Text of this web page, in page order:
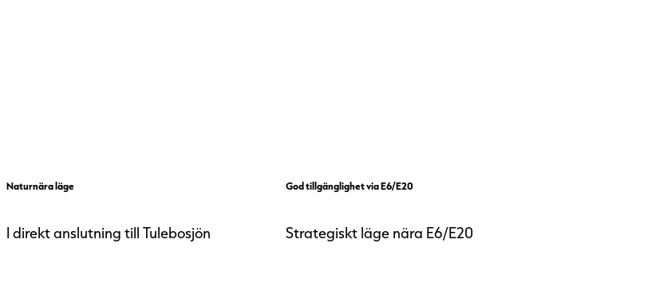
Parkering
Naturnära läge
I direkt anslutning till Tulebosjön
God tillgänglighet via E6/E20
Strategiskt läge nära E6/E20